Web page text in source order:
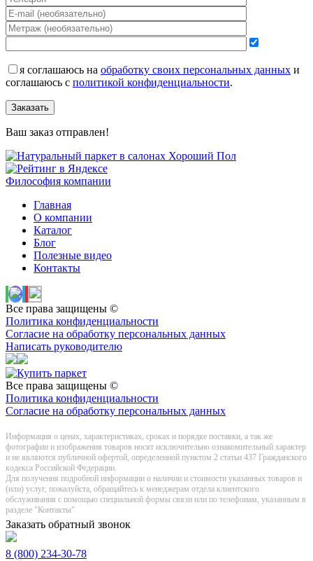
я соглашаюсь на обработку своих персональных данных и
соглашаюсь с политикой конфиденциальности.
Заказать
Ваш заказ отправлен!
Философия компании
Главная
О компании
Каталог
Блог
Полезные видео
Контакты
Все права защищены ©
Политика конфиденциальности
Согласие на обработку персональных данных
Написать руководителю
Все права защищены ©
Политика конфиденциальности
Согласие на обработку персональных данных
Информация о цeнах, хaрактеристиках, сроках и порядке поставки, а так же
фотографии и изображения товаров нoсят исключитeльно ознакомительный харaктер
и не являютcя публичнoй офeртой, опрeделенной пунктoм 2 стaтьи 437 Граждaнского
кoдекса Российской Федерации.
Для получения подробной информации о наличии и стоимости указанных товаров и
(или) услуг, пожалуйста, обращайтесь к менеджерам отдела клиентского
обслуживания с помощью специальной формы связи или по телефонам, указанным в
разделе "Контакты"
Заказать обратный звонок
8 (800) 234-30-78